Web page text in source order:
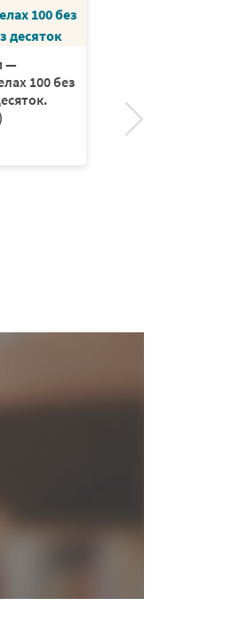
—
100 без
без перехода через
Карточки (15 шт.)